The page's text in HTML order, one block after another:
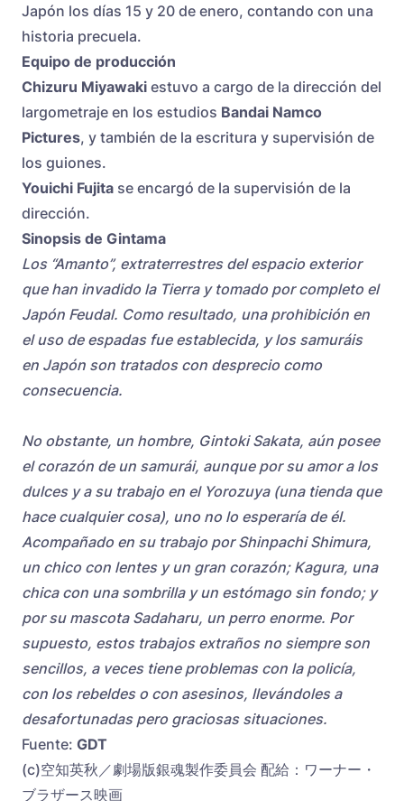
Japón los días 15 y 20 de enero, contando con una
historia precuela.
Equipo de producción
Chizuru Miyawaki estuvo a cargo de la dirección del
largometraje en los estudios Bandai Namco
Pictures, y también de la escritura y supervisión de
los guiones.
Youichi Fujita se encargó de la supervisión de la
dirección.
Sinopsis de Gintama
Los “Amanto”, extraterrestres del espacio exterior
que han invadido la Tierra y tomado por completo el
Japón Feudal. Como resultado, una prohibición en
el uso de espadas fue establecida, y los samuráis
en Japón son tratados con desprecio como
consecuencia.
No obstante, un hombre, Gintoki Sakata, aún posee
el corazón de un samurái, aunque por su amor a los
dulces y a su trabajo en el Yorozuya (una tienda que
hace cualquier cosa), uno no lo esperaría de él.
Acompañado en su trabajo por Shinpachi Shimura,
un chico con lentes y un gran corazón; Kagura, una
chica con una sombrilla y un estómago sin fondo; y
por su mascota Sadaharu, un perro enorme. Por
supuesto, estos trabajos extraños no siempre son
sencillos, a veces tiene problemas con la policía,
con los rebeldes o con asesinos, llevándoles a
desafortunadas pero graciosas situaciones.
Fuente: GDT
(c)空知英秋／劇場版銀魂製作委員会 配給：ワーナー・
ブラザース映画